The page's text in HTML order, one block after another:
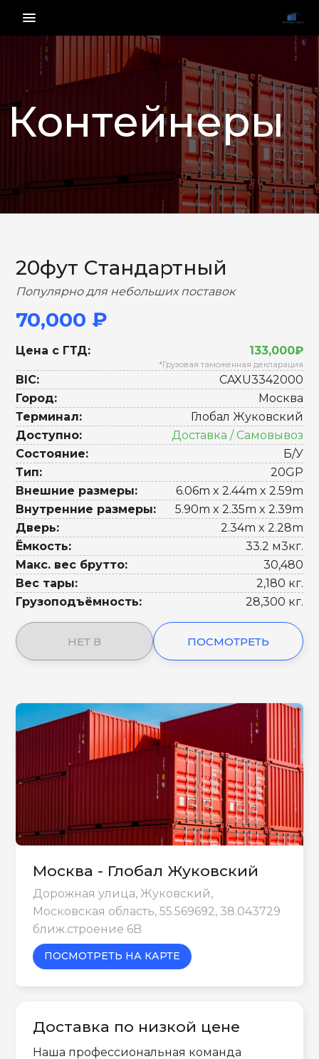
menu_vert
Контейнеры
НАЗАД ВПЕРЕД
20фут Стандартный
Популярно для небольших поставок
70,000 ₽
Цена с ГТД: 133,000₽
*Грузовая таможенная декларация
BIC:
CAXU3342000
Город:
Москва
Терминал:
Глобал Жуковский
Доступно:
Доставка / Самовывоз
Состояние:
Б/У
Тип:
20GP
Внешние размеры:
6.06m x 2.44m x 2.59m
Внутренние размеры:
5.90m x 2.35m x 2.39m
Дверь:
2.34m x 2.28m
Ёмкость:
33.2 м3кг.
Макс. вес брутто:
30,480
Вес тары:
2,180 кг.
Грузоподъёмность:
28,300 кг.
НЕТ В ПОСМОТРЕТЬ
Москва - Глобал Жуковский
Дорожная улица, Жуковский,
Московская область, 55.569692, 38.043729
ближ.строение 6B
ПОСМОТРЕТЬ НА КАРТЕ
Доставка по низкой цене
Наша профессиональная команда